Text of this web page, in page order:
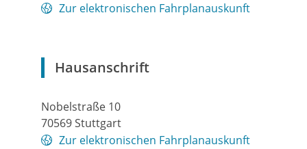
Zur elektronischen Fahrplanauskunft
Hausanschrift
Nobelstraße 10
70569Stuttgart
Zur elektronischen Fahrplanauskunft